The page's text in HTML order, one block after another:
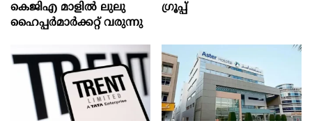
കെജിഎ മാളിൽ ലുലു
ഹൈപ്പർമാർക്കറ്റ് വരുന്നു
ഗ്രൂപ്പ്